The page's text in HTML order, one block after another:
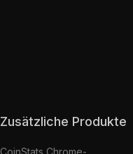
Zusätzliche Produkte
CoinStats Chrome-